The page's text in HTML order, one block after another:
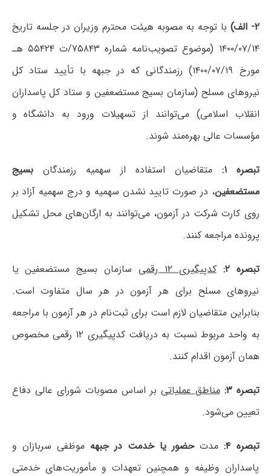
۲- الف)
با توجه به مصوبه هیئت محترم وزیران در جلسه تاریخ
۱۴۰۰/۰۷/۱۴ (موضوع تصویب‌نامه شماره ۷۵۸۴۳/ت ۵۵۴۲۴ هـ
مورخ ۱۴۰۰/۰۷/۱۹) رزمندگانی که در جبهه با تأیید ستاد کل
نیروهای مسلح (سازمان بسیج مستضعفین و ستاد کل پاسداران
انقلاب اسلامی) می‌توانند از تسهیلات ورود به دانشگاه و
مؤسسات عالی بهره‌مند شوند.
تبصره ۱: متقاضیان استفاده از سهمیه رزمندگانبسیج
مستضعفین، در صورت تایید نشدن سهمیه و درج سهمیه آزاد بر
روی کارت شرکت در آزمون، می‌توانند به ارگان‌های محل تشکیل
پرونده مراجعه کنند.
تبصره ۲: کدپیگیری ۱۲ رقمی
سازمان بسیج مستضعفین یا
نیروهای مسلح برای هر آزمون در هر سال متفاوت است.
بنابراین متقاضیان لازم است برای ثبت‌نام در هر آزمون با مراجعه
به واحد مربوط نسبت به دریافت کدپیگیری ۱۲ رقمی مخصوص
همان آزمون اقدام کنند.
تبصره ۳: مناطق عملیاتی بر اساس مصوبات شورای عالی دفاع
تعیین می‌شود.
تبصره ۴: مدتحضور یا خدمت در جبهه موظفی سربازان و
پاسداران وظیفه و همچنین تعهدات و مأموریت‌های خدمتی